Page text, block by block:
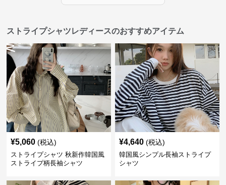
ストライプシャツレディースのおすすめアイテム
¥5,060 (税込)
ストライプシャツ 秋新作韓国風
ストライプ柄長袖シャツ
¥4,640 (税込)
韓国風シンプル長袖ストライプ
シャツ